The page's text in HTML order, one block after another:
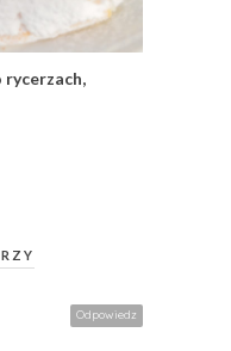
Odpowiedz